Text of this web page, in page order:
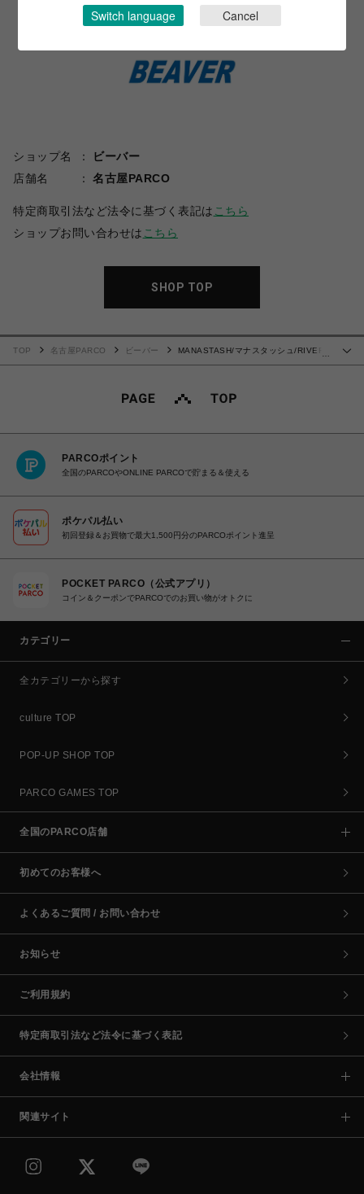
ショップ名
ビーバー
店舗名
名古屋PARCO
特定商取引法など法令に基づく表記は こちら
ショップお問い合わせは こちら
SHOP TOP
…
TOP 名古屋PARCO ビーバー
MANASTASH/マナスタッシュ/RIVER
PARCOポイント
全国のPARCOやONLINE PARCOで貯まる＆使える
ポケパル払い
初回登録＆お買物で最大1,500円分のPARCOポイント進呈
POCKET PARCO（公式アプリ）
コイン＆クーポンでPARCOでのお買い物がオトクに
カテゴリー
全カテゴリーから探す
culture TOP
POP-UP SHOP TOP
PARCO GAMES TOP
全国のPARCO店舗
初めてのお客様へ
よくあるご質問 / お問い合わせ
お知らせ
ご利用規約
特定商取引法など法令に基づく表記
会社情報
関連サイト
Switch language Cancel